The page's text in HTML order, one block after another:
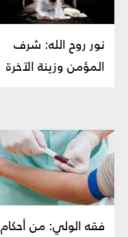
نور روح الله: شرف
المؤمن وزينة الآخرة
فقه الولي: من أحكام